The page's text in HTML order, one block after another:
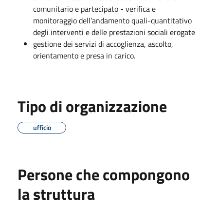
comunitario e partecipato - verifica e
monitoraggio dell’andamento quali-quantitativo
degli interventi e delle prestazioni sociali erogate
gestione dei servizi di accoglienza, ascolto,
orientamento e presa in carico.
Tipo di organizzazione
ufficio
Persone che compongono
la struttura